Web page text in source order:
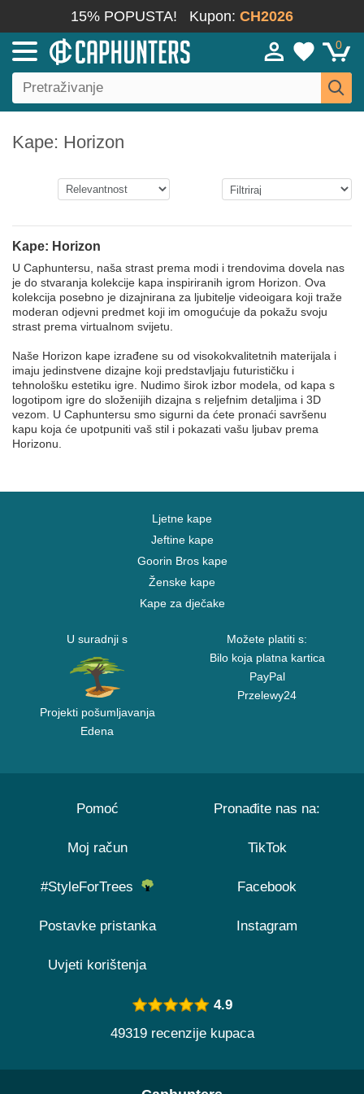
15% POPUSTA! Kupon: CH2026
0
Kape: Horizon
Kape: Horizon
U Caphuntersu, naša strast prema modi i trendovima dovela nas
je do stvaranja kolekcije kapa inspiriranih igrom Horizon. Ova
kolekcija posebno je dizajnirana za ljubitelje videoigara koji traže
moderan odjevni predmet koji im omogućuje da pokažu svoju
strast prema virtualnom svijetu.
Naše Horizon kape izrađene su od visokokvalitetnih materijala i
imaju jedinstvene dizajne koji predstavljaju futurističku i
tehnološku estetiku igre. Nudimo širok izbor modela, od kapa s
logotipom igre do složenijih dizajna s reljefnim detaljima i 3D
vezom. U Caphuntersu smo sigurni da ćete pronaći savršenu
kapu koja će upotpuniti vaš stil i pokazati vašu ljubav prema
Horizonu.
Ljetne kape
Jeftine kape
Goorin Bros kape
Ženske kape
Kape za dječake
U suradnji s
Projekti pošumljavanja
Edena
Možete platiti s:
Bilo koja platna kartica
PayPal
Przelewy24
Pomoć
Moj račun
#StyleForTrees
Postavke pristanka
Uvjeti korištenja
Pronađite nas na:
TikTok
Facebook
Instagram
4.9
49319 recenzije kupaca